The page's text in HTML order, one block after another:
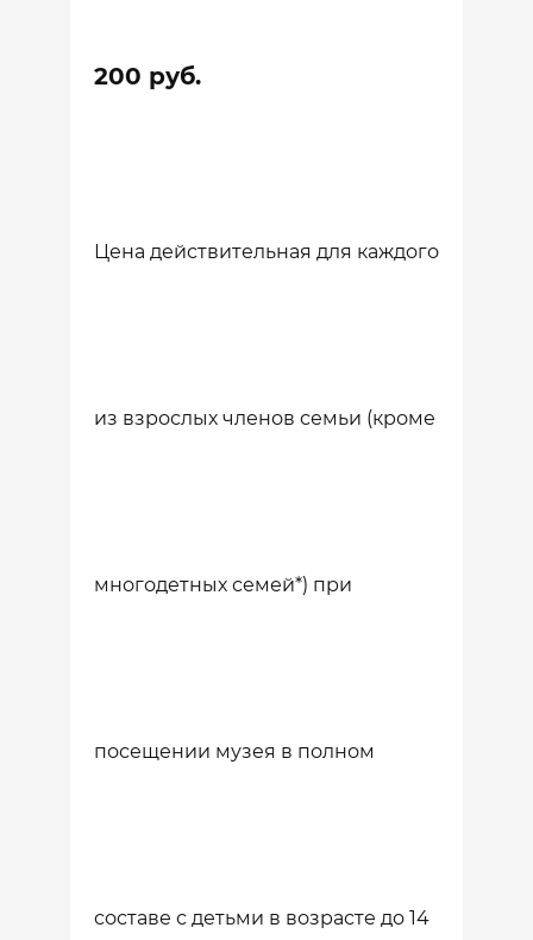
200 руб.
Цена действительная для каждого
из взрослых членов семьи (кроме
многодетных семей*) при
посещении музея в полном
составе с детьми в возрасте до 14